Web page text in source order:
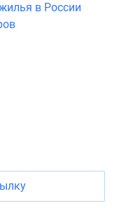
в России